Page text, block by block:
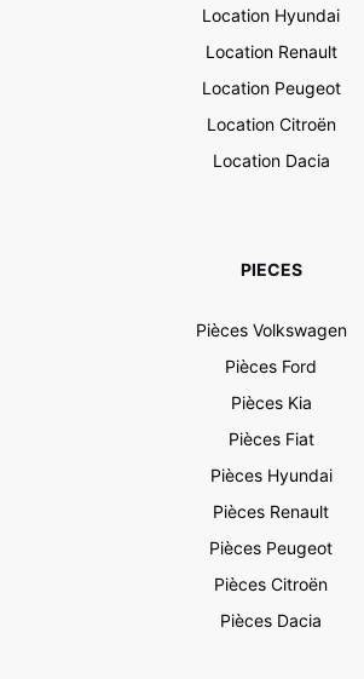
Location Hyundai
Location Renault
Location Peugeot
Location Citroën
Location Dacia
PIECES
Pièces Volkswagen
Pièces Ford
Pièces Kia
Pièces Fiat
Pièces Hyundai
Pièces Renault
Pièces Peugeot
Pièces Citroën
Pièces Dacia